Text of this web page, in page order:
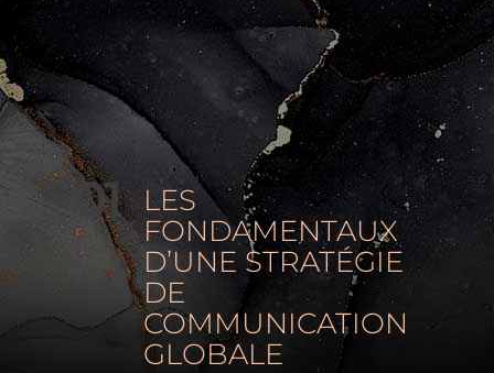
01
LES
FONDAMENTAUX
D’UNE STRATÉGIE
DE
COMMUNICATION
GLOBALE